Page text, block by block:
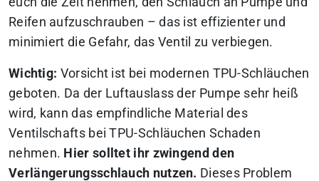
Reifen aufzuschrauben – das ist effizienter und
minimiert die Gefahr, das Ventil zu verbiegen.
Wichtig: Vorsicht ist bei modernen TPU-Schläuchen
geboten. Da der Luftauslass der Pumpe sehr heiß
wird, kann das empfindliche Material des
Ventilschafts bei TPU-Schläuchen Schaden
nehmen. Hier solltet ihr zwingend den
Verlängerungsschlauch nutzen. Dieses Problem